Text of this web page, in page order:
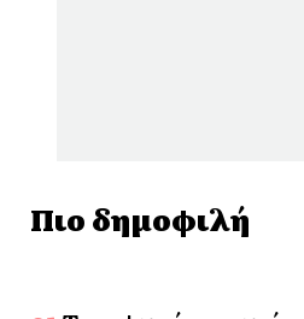
Πιο δημοφιλή